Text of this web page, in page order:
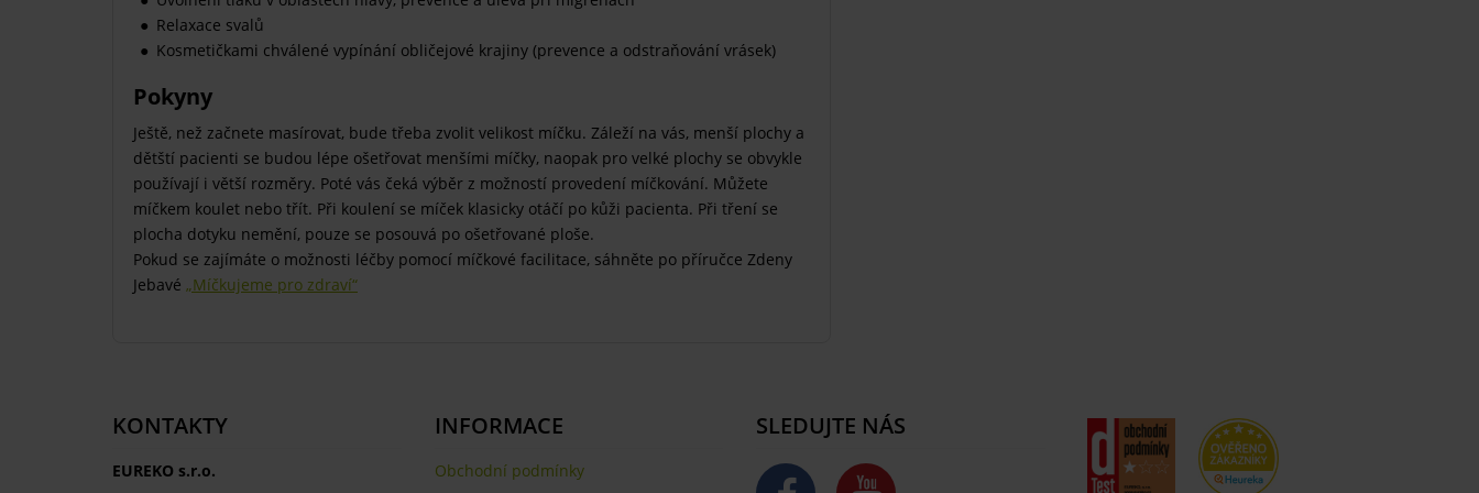
Relaxace svalů
Kosmetičkami chválené vypínání obličejové krajiny (prevence a odstraňování vrásek)
Pokyny
Ještě, než začnete masírovat, bude třeba zvolit velikost míčku. Záleží na vás, menší plochy a
dětští pacienti se budou lépe ošetřovat menšími míčky, naopak pro velké plochy se obvykle
používají i větší rozměry. Poté vás čeká výběr z možností provedení míčkování. Můžete
míčkem koulet nebo třít. Při koulení se míček klasicky otáčí po kůži pacienta. Při tření se
plocha dotyku nemění, pouze se posouvá po ošetřované ploše.
Pokud se zajímáte o možnosti léčby pomocí míčkové facilitace, sáhněte po příručce Zdeny
Jebavé „Míčkujeme pro zdraví“
KONTAKTY
EUREKO s.r.o.
INFORMACE
Obchodní podmínky
SLEDUJTE NÁS